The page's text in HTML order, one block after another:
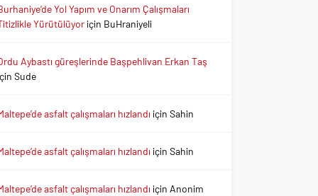
Yol Yapım ve Onarım Çalışmaları
Yürütülüyoriçin BuHraniyeli
Aybastı güreşlerinde Başpehlivan Erkan Taş
Sude
asfalt çalışmaları hızlandı içinSahin
asfalt çalışmaları hızlandı içinSahin
asfalt çalışmaları hızlandı için Anonim